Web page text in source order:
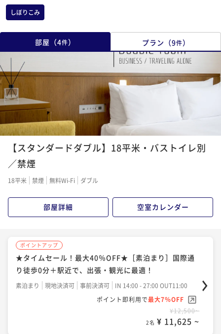
しぼりこみ
部屋 （4件） プラン （9件）
【スタンダードダブル】18平米・バストイレ別
／禁煙
18平米 禁煙 無料Wi-Fi ダブル
部屋詳細 空室カレンダー
ポイントアップ
★タイムセール！最大40％OFF★［素泊まり］国際通
り徒歩0分＋駅近で、出張・観光に最適！
素泊まり 現地決済可 事前決済可
IN 14:00 - 27:00 OUT11:00
ポイント即利用で最大7％OFF
¥12,500~
2名 ¥ 11,625 ~